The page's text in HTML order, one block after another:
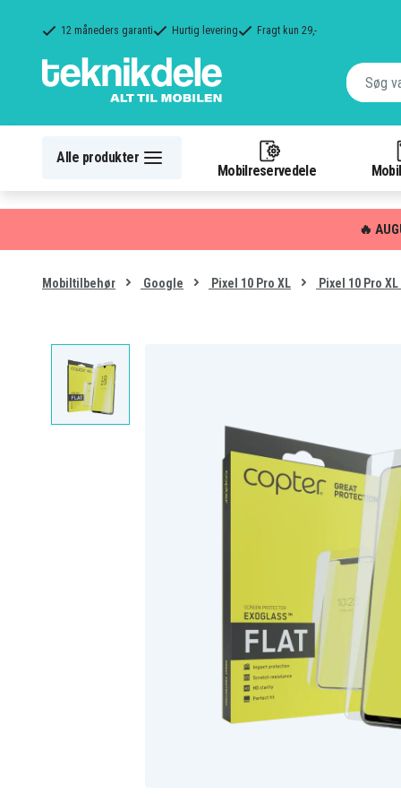
12 måneders garanti Hurtig levering Fragt kun 29,-
Alle produkter
Mobilreservedele
🔥
Mobiltilbehør Google Pixel 10 Pro XL Pixel 10 Pro